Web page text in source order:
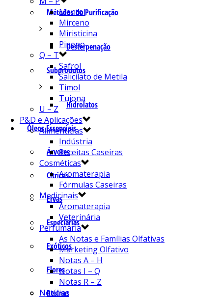
Métodos de Purificação
Desterpenação
Subprodutos
Hidrolatos
Óleos Essenciais
Árvores
Cítricos
Ervas
Especiarias
Exóticos
Flores
Resinas
Mentol
Mirceno
Miristicina
Pineno
Q – T
Safrol
Salicilato de Metila
Timol
Tujona
U – Z
P&D e Aplicações
Alimentícias
Indústria
Receitas Caseiras
Cosméticas
Aromaterapia
Fórmulas Caseiras
Medicinais
Aromaterapia
Veterinária
Perfumaria
As Notas e Famílias Olfativas
Marketing Olfativo
Notas A – H
Notas I – Q
Notas R – Z
Notícias